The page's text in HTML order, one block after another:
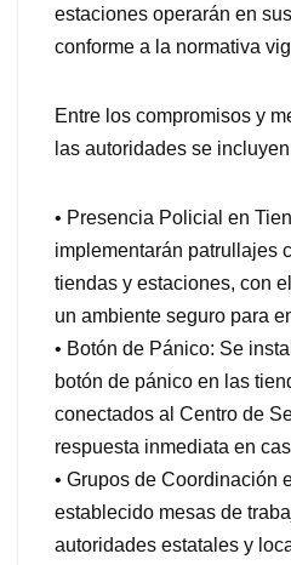
estaciones operarán en
conforme a la normativa
Entre los compromisos y
las autoridades se
• Presencia Policial en
implementarán patrullajes
tiendas y estaciones, con
un ambiente seguro para
• Botón de Pánico: Se
botón de pánico en las
conectados al Centro de
respuesta inmediata en
• Grupos de Coordinación
establecido mesas de
autoridades estatales y